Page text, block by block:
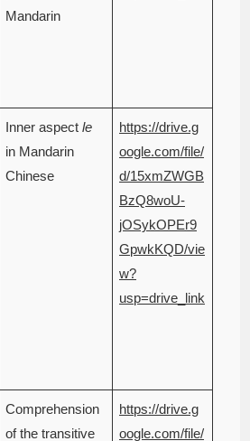
Mandarin
Inner aspect le
in Mandarin
Chinese
https://drive.g
oogle.com/file/
d/15xmZWGB
BzQ8woU-
jOSykOPEr9
GpwkKQD/vie
w?
usp=drive_link
Comprehension
of the transitive
https://drive.g
oogle.com/file/